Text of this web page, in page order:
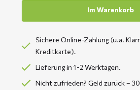
Im Warenkorb
Sichere Online-Zahlung (u.a.
Kreditkarte).
Lieferung in 1-2 Werktagen.
Nicht zufrieden? Geld zurück –